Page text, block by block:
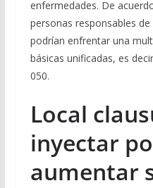
enfermedades. De
personas responsables
podrían enfrentar una
básicas unificadas, es
050.
Local
inyectar
aumentar